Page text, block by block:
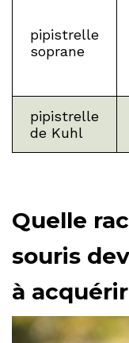
pipistrelle
soprane
pipistrelle
de Kuhl
Quelle
souris
à